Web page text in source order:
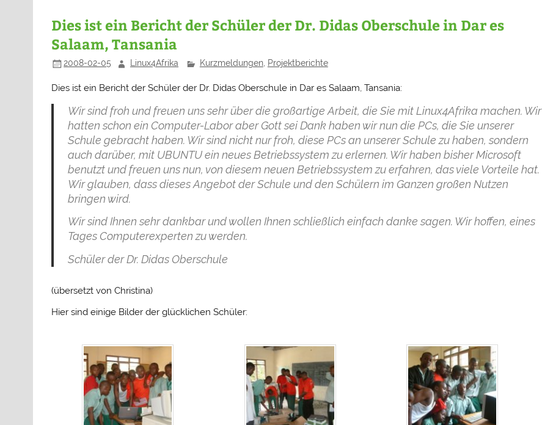
Dies ist ein Bericht der Schüler der Dr. Didas Oberschule in Dar es
Salaam, Tansania
2008-02-05 Linux4Afrika Kurzmeldungen, Projektberichte
Dies ist ein Bericht der Schüler der Dr. Didas Oberschule in Dar es Salaam, Tansania:
Wir sind froh und freuen uns sehr über die großartige Arbeit, die Sie mit Linux4Afrika machen. Wir
hatten schon ein Computer-Labor aber Gott sei Dank haben wir nun die PCs, die Sie unserer
Schule gebracht haben. Wir sind nicht nur froh, diese PCs an unserer Schule zu haben, sondern
auch darüber, mit UBUNTU ein neues Betriebssystem zu erlernen. Wir haben bisher Microsoft
benutzt und freuen uns nun, von diesem neuen Betriebssystem zu erfahren, das viele Vorteile hat.
Wir glauben, dass dieses Angebot der Schule und den Schülern im Ganzen großen Nutzen
bringen wird.
Wir sind Ihnen sehr dankbar und wollen Ihnen schließlich einfach danke sagen. Wir hoffen, eines
Tages Computerexperten zu werden.
Schüler der Dr. Didas Oberschule
(übersetzt von Christina)
Hier sind einige Bilder der glücklichen Schüler: